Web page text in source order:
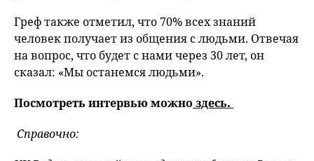
Греф также отметил, что 70% всех знаний
человек получает из общения с людьми. Отвечая
на вопрос, что будет с нами через 30 лет, он
сказал: «Мы останемся людьми».
Посмотреть интервью можно здесь.
Справочно: